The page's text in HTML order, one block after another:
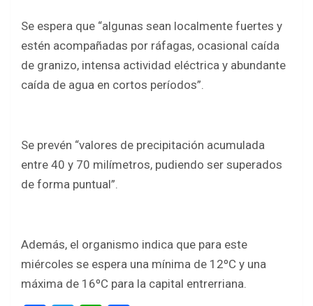
Se espera que “algunas sean localmente fuertes y
estén acompañadas por ráfagas, ocasional caída
de granizo, intensa actividad eléctrica y abundante
caída de agua en cortos períodos”.
Se prevén “valores de precipitación acumulada
entre 40 y 70 milímetros, pudiendo ser superados
de forma puntual”.
Además, el organismo indica que para este
miércoles se espera una mínima de 12ºC y una
máxima de 16ºC para la capital entrerriana.